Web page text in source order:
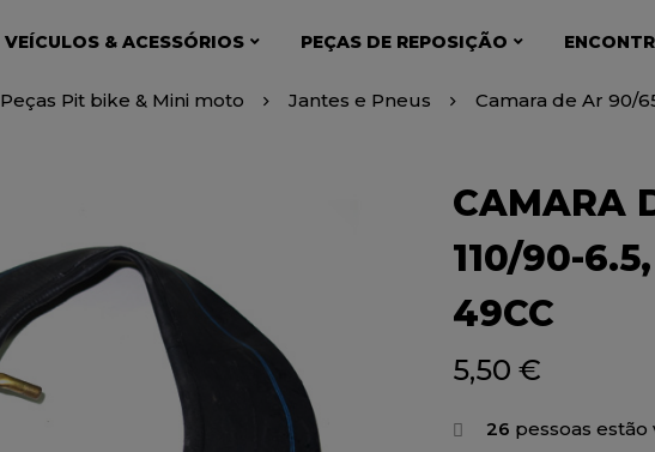
VEÍCULOS & ACESSÓRIOS PEÇAS DE REPOSIÇÃO
Peças Pit bike & Mini moto Jantes e Pneus Camara de Ar 90/
CAMARA
110/90-
49CC
5,50 €
26 pessoas